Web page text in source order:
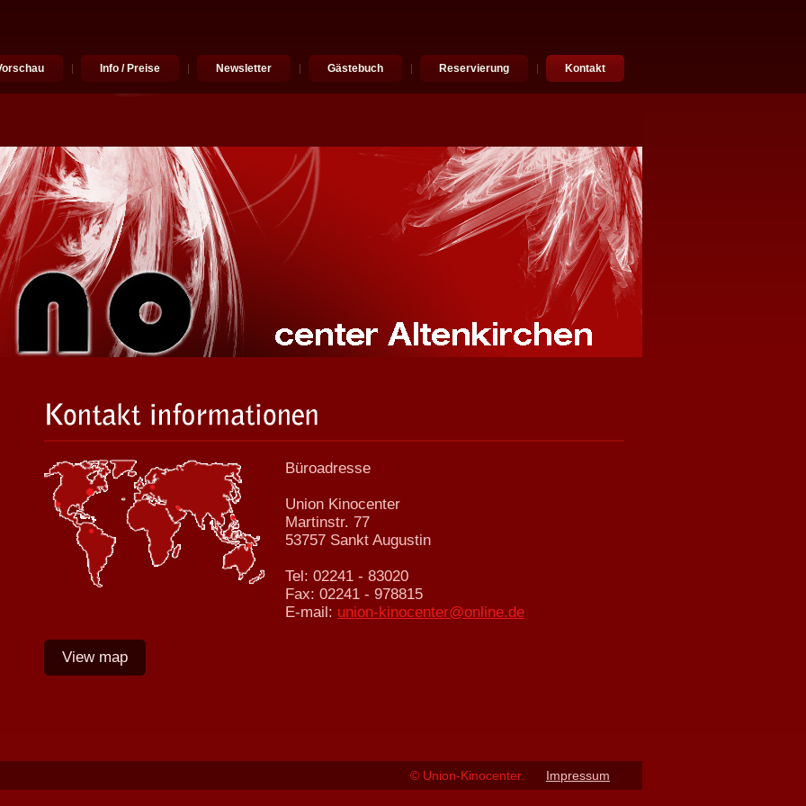
Info / Preise Newsletter Gästebuch Reservierung Kontakt
Büroadresse
Union Kinocenter
Martinstr. 77
53757 Sankt Augustin
Tel: 02241 - 83020
Fax: 02241 - 978815
E-mail: union-kinocenter@online.de
View map
© Union-Kinocenter. Impressum